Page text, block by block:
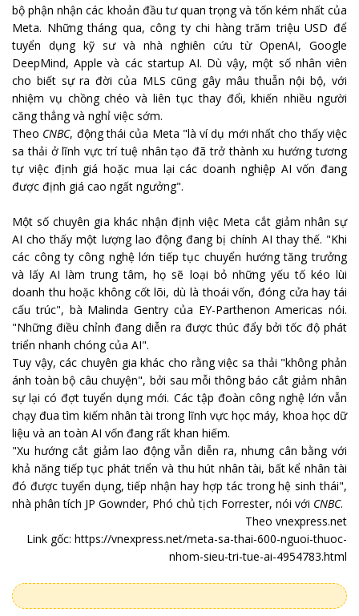
bộ phận nhận các khoản đầu tư quan trọng và tốn kém nhất của
Meta. Những tháng qua, công ty chi hàng trăm triệu USD để
tuyển dụng kỹ sư và nhà nghiên cứu từ OpenAI, Google
DeepMind, Apple và các startup AI. Dù vậy, một số nhân viên
cho biết sự ra đời của MLS cũng gây mâu thuẫn nội bộ, với
nhiệm vụ chồng chéo và liên tục thay đổi, khiến nhiều người
căng thẳng và nghỉ việc sớm.
Theo CNBC, động thái của Meta "là ví dụ mới nhất cho thấy việc
sa thải ở lĩnh vực trí tuệ nhân tạo đã trở thành xu hướng tương
tự việc định giá hoặc mua lại các doanh nghiệp AI vốn đang
được định giá cao ngất ngưởng".
Một số chuyên gia khác nhận định việc Meta cắt giảm nhân sự
AI cho thấy một lượng lao động đang bị chính AI thay thế. "Khi
các công ty công nghệ lớn tiếp tục chuyển hướng tăng trưởng
và lấy AI làm trung tâm, họ sẽ loại bỏ những yếu tố kéo lùi
doanh thu hoặc không cốt lõi, dù là thoái vốn, đóng cửa hay tái
cấu trúc", bà Malinda Gentry của EY-Parthenon Americas nói.
"Những điều chỉnh đang diễn ra được thúc đẩy bởi tốc độ phát
triển nhanh chóng của AI".
Tuy vậy, các chuyên gia khác cho rằng việc sa thải "không phản
ánh toàn bộ câu chuyện", bởi sau mỗi thông báo cắt giảm nhân
sự lại có đợt tuyển dụng mới. Các tập đoàn công nghệ lớn vẫn
chạy đua tìm kiếm nhân tài trong lĩnh vực học máy, khoa học dữ
liệu và an toàn AI vốn đang rất khan hiếm.
"Xu hướng cắt giảm lao động vẫn diễn ra, nhưng cân bằng với
khả năng tiếp tục phát triển và thu hút nhân tài, bất kể nhân tài
đó được tuyển dụng, tiếp nhận hay hợp tác trong hệ sinh thái",
nhà phân tích JP Gownder, Phó chủ tịch Forrester, nói với CNBC.
Theo vnexpress.net
Link gốc: https://vnexpress.net/meta-sa-thai-600-nguoi-thuoc-
nhom-sieu-tri-tue-ai-4954783.html